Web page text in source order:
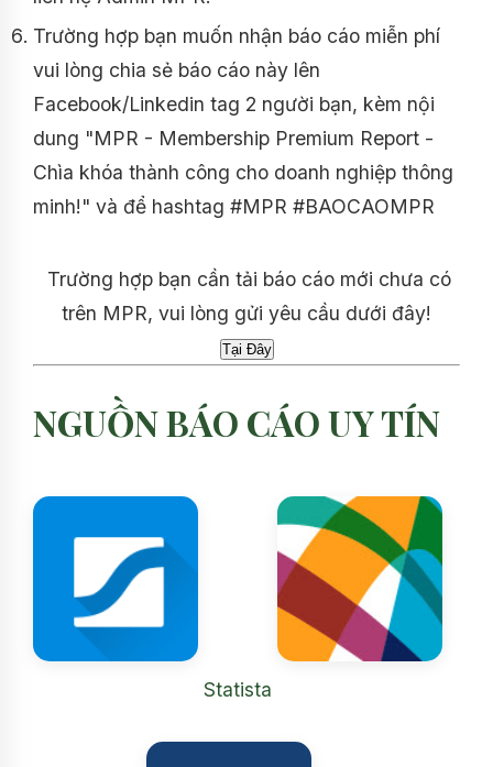
Trường hợp bạn muốn nhận báo cáo miễn phí
vui lòng chia sẻ báo cáo này lên
Facebook/Linkedin tag 2 người bạn, kèm nội
dung "MPR - Membership Premium Report -
Chìa khóa thành công cho doanh nghiệp thông
minh!" và để hashtag #MPR #BAOCAOMPR
Trường hợp bạn cần tải báo cáo mới chưa có
trên MPR, vui lòng gửi yêu cầu dưới đây!
NGUỒN BÁO CÁO UY TÍN
Statista